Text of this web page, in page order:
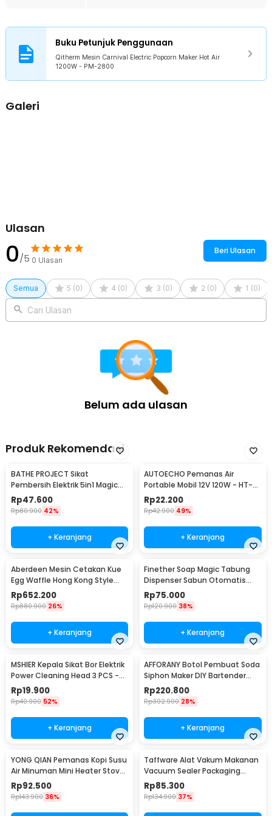
Rincian yang Anda dapatkan untuk pembelian produk ini:
1200W - PM-2800
1 x Panduan Penggunaan
Buku Petunjuk Penggunaan
Qitherm Mesin Carnival Electric Popcorn Maker Hot Air
1200W - PM-2800
Galeri
Ulasan
0/5 0 Ulasan
Beri Ulasan
Semua 5 (0) 4 (0) 3 (0) 2 (0) 1 (0)
Cari Ulasan
Belum ada ulasan
Produk Rekomendasi
BATHE PROJECT Sikat
Pembersih Elektrik 5in1 Magic
Brush Rechargeable - WQ8110
Rp47.600
Rp80.900 42%
+ Keranjang
AUTOECHO Pemanas Air
Portable Mobil 12V 120W - HT-
2090
Rp22.200
Rp42.900 49%
+ Keranjang
Aberdeen Mesin Cetakan Kue
Egg Waffle Hong Kong Style
220V 1400W - YN-6
Rp652.200
Rp880.900 26%
+ Keranjang
Finether Soap Magic Tabung
Dispenser Sabun Otomatis
400ml - AD-03
Rp75.000
Rp120.900 38%
+ Keranjang
MSHIER Kepala Sikat Bor Elektrik
Power Cleaning Head 3 PCS -
DB003
Rp19.900
Rp40.900 52%
+ Keranjang
AFFORANY Botol Pembuat Soda
Siphon Maker DIY Bartender
CO2 1L - SD-MY
Rp220.800
Rp302.900 28%
+ Keranjang
YONG QIAN Pemanas Kopi Susu
Air Minuman Mini Heater Stove
Pot 500W - YQ-105
Rp92.500
Rp143.900 36%
Taffware Alat Vakum Makanan
Vacuum Sealer Packaging
Machine with Bag - HF-001
Rp85.300
Rp134.900 37%